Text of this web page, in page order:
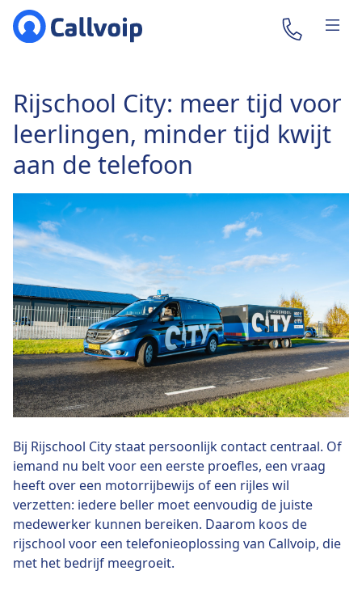
Rijschool City: meer tijd voor
leerlingen, minder tijd kwijt
aan de telefoon
Bij Rijschool City staat persoonlijk contact centraal. Of
iemand nu belt voor een eerste proefles, een vraag
heeft over een motorrijbewijs of een rijles wil
verzetten: iedere beller moet eenvoudig de juiste
medewerker kunnen bereiken. Daarom koos de
rijschool voor een telefonieoplossing van Callvoip, die
met het bedrijf meegroeit.